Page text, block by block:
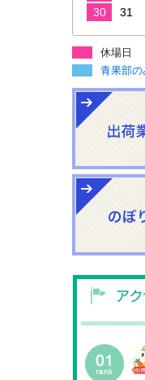
30
31
休場日
青果部の